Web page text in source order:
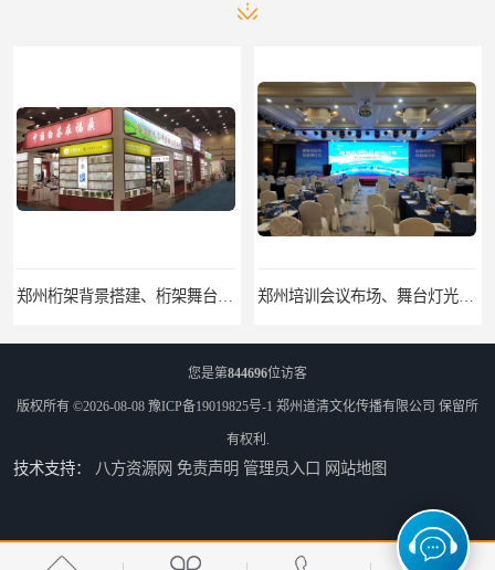
郑州桁架背景搭建、桁架舞台出租、会议签名墙搭建 郑州培训会议布场、舞台灯光音响LED屏、桁架舞台木质背板
您是第844696位访客
版权所有 ©2026-08-08 豫ICP备19019825号-1 郑州道清文化传播有限公司 保留所
有权利.
技术支持： 八方资源网 免责声明 管理员入口 网站地图